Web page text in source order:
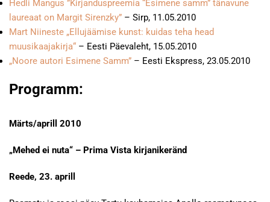
Hedli Mangus ”Kirjanduspreemia “Esimene samm” tänavune
laureaat on Margit Sirenzky” – Sirp, 11.05.2010
Mart Niineste „Ellujäämise kunst: kuidas teha head
muusikaajakirja“ – Eesti Päevaleht, 15.05.2010
„Noore autori Esimene Samm” – Eesti Ekspress, 23.05.2010
Programm:
Märts/aprill 2010
„Mehed ei nuta“ – Prima Vista kirjanikeränd
Reede, 23. aprill